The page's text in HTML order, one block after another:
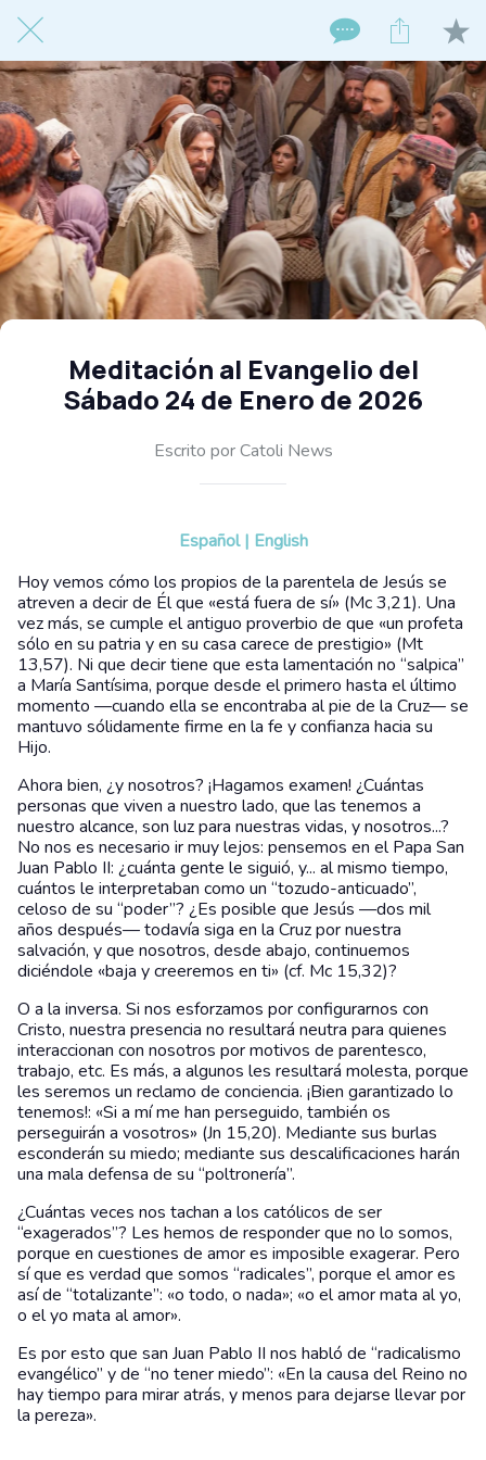
Meditación al Evangelio del
Sábado 24 de Enero de 2026
Escrito por Catoli News
Español | English
Hoy vemos cómo los propios de la parentela de Jesús se
atreven a decir de Él que «está fuera de sí» (Mc 3,21). Una
vez más, se cumple el antiguo proverbio de que «un profeta
sólo en su patria y en su casa carece de prestigio» (Mt
13,57). Ni que decir tiene que esta lamentación no “salpica”
a María Santísima, porque desde el primero hasta el último
momento —cuando ella se encontraba al pie de la Cruz— se
mantuvo sólidamente firme en la fe y confianza hacia su
Hijo.
Ahora bien, ¿y nosotros? ¡Hagamos examen! ¿Cuántas
personas que viven a nuestro lado, que las tenemos a
nuestro alcance, son luz para nuestras vidas, y nosotros...?
No nos es necesario ir muy lejos: pensemos en el Papa San
Juan Pablo II: ¿cuánta gente le siguió, y... al mismo tiempo,
cuántos le interpretaban como un “tozudo-anticuado”,
celoso de su “poder”? ¿Es posible que Jesús —dos mil
años después— todavía siga en la Cruz por nuestra
salvación, y que nosotros, desde abajo, continuemos
diciéndole «baja y creeremos en ti» (cf. Mc 15,32)?
O a la inversa. Si nos esforzamos por configurarnos con
Cristo, nuestra presencia no resultará neutra para quienes
interaccionan con nosotros por motivos de parentesco,
trabajo, etc. Es más, a algunos les resultará molesta, porque
les seremos un reclamo de conciencia. ¡Bien garantizado lo
tenemos!: «Si a mí me han perseguido, también os
perseguirán a vosotros» (Jn 15,20). Mediante sus burlas
esconderán su miedo; mediante sus descalificaciones harán
una mala defensa de su “poltronería”.
¿Cuántas veces nos tachan a los católicos de ser
“exagerados”? Les hemos de responder que no lo somos,
porque en cuestiones de amor es imposible exagerar. Pero
sí que es verdad que somos “radicales”, porque el amor es
así de “totalizante”: «o todo, o nada»; «o el amor mata al yo,
o el yo mata al amor».
Es por esto que san Juan Pablo II nos habló de “radicalismo
evangélico” y de “no tener miedo”: «En la causa del Reino no
hay tiempo para mirar atrás, y menos para dejarse llevar por
la pereza».